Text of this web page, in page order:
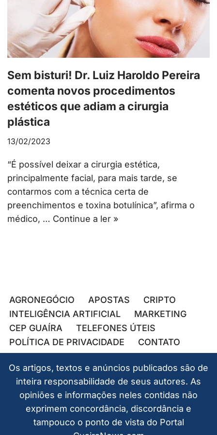
Sem bisturi! Dr. Luiz Haroldo Pereira
comenta novos procedimentos
estéticos que adiam a cirurgia
plástica
13/02/2023
“É possível deixar a cirurgia estética,
principalmente facial, para mais tarde, se
contarmos com a técnica certa de
preenchimentos e toxina botulínica”, afirma o
médico, … Continue a ler »
AGRONEGÓCIO APOSTAS
CRIPTO
INTELIGÊNCIA ARTIFICIAL
MARKETING
CEP GUAÍRA
TELEFONES ÚTEIS
POLÍTICA DE PRIVACIDADE
CONTATO
Os artigos, textos e anúncios publicados são de
inteira responsabilidade de seus autores. As
opiniões e informações neles contidas não
exprimem concordância, discordância e
tampouco o ponto de vista do Portal